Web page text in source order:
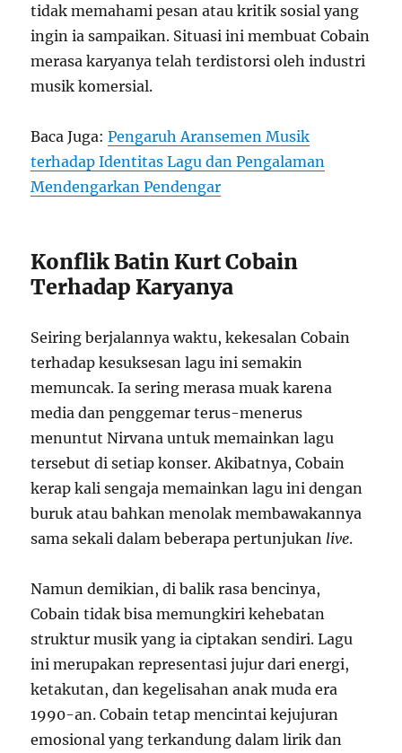
tidak memahami pesan atau kritik sosial yang
ingin ia sampaikan. Situasi ini membuat Cobain
merasa karyanya telah terdistorsi oleh industri
musik komersial.
Baca Juga:Pengaruh Aransemen Musik
terhadap Identitas Lagu dan Pengalaman
Mendengarkan Pendengar
Konflik Batin Kurt Cobain
Terhadap Karyanya
Seiring berjalannya waktu, kekesalan Cobain
terhadap kesuksesan lagu ini semakin
memuncak. Ia sering merasa muak karena
media dan penggemar terus-menerus
menuntut Nirvana untuk memainkan lagu
tersebut di setiap konser. Akibatnya, Cobain
kerap kali sengaja memainkan lagu ini dengan
buruk atau bahkan menolak membawakannya
sama sekali dalam beberapa pertunjukan live.
Namun demikian, di balik rasa bencinya,
Cobain tidak bisa memungkiri kehebatan
struktur musik yang ia ciptakan sendiri. Lagu
ini merupakan representasi jujur dari energi,
ketakutan, dan kegelisahan anak muda era
1990-an. Cobain tetap mencintai kejujuran
emosional yang terkandung dalam lirik dan